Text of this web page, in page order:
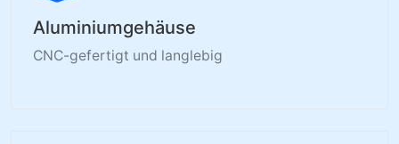
Aluminiumgehäuse
CNC-gefertigt und langlebig